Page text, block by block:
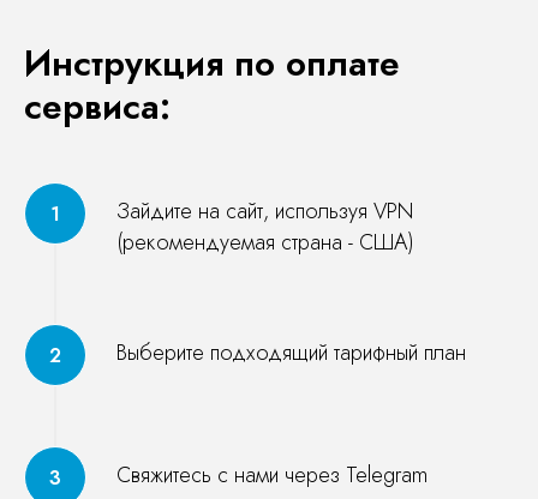
Инструкция по оплате
сервиса:
Зайдите на сайт, используя VPN
(рекомендуемая страна - США)
Выберите подходящий тарифный план
Свяжитесь с нами через Telegram